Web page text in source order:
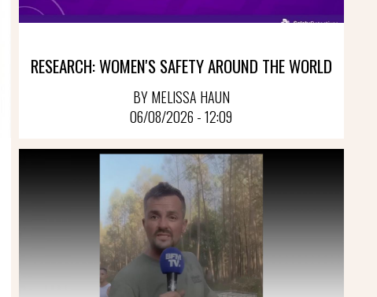
RESEARCH: WOMEN'S SAFETY AROUND THE WORLD
BY MELISSA HAUN
06/08/2026 - 12:09